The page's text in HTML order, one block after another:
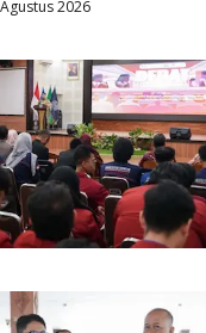
2026